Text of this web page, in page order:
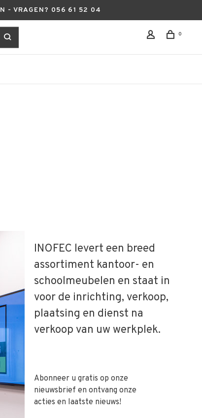
- VRAGEN? 056 61 52 04
0
INOFEC levert een breed
assortiment kantoor- en
schoolmeubelen en staat in
voor de inrichting, verkoop,
plaatsing en dienst na
verkoop van uw werkplek.
Abonneer u gratis op onze
nieuwsbrief en ontvang onze
acties en laatste nieuws!